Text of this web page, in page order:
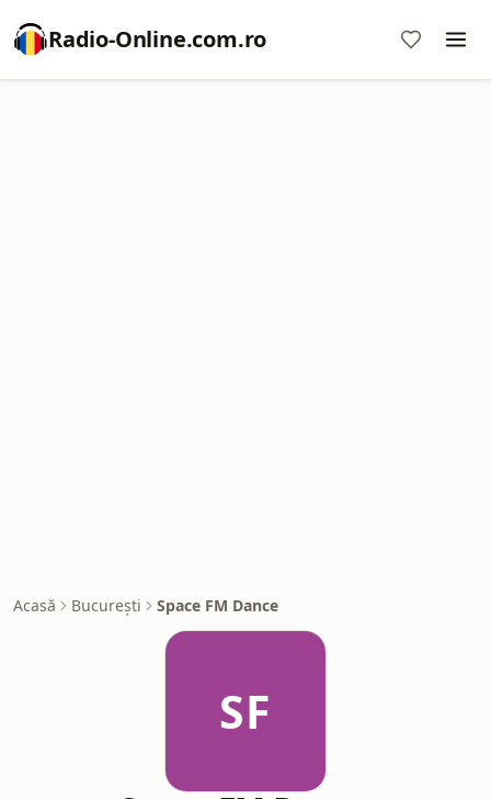
Radio-Online.com.ro
Acasă București Space FM Dance
SF